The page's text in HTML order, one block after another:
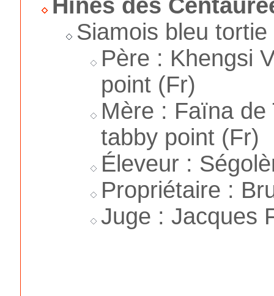
Hinès des
Siamois bleu
Père : Khengsi
point (Fr)
Mère : Faïna de
tabby point (Fr)
Éleveur :
Propriétaire :
Juge : Jacques